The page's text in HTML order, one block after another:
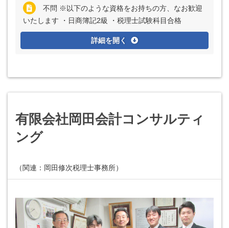
不問 ※以下のような資格をお持ちの方、なお歓迎
いたします ・日商簿記2級 ・税理士試験科目合格
詳細を開く
有限会社岡田会計コンサルティ
ング
（関連：岡田修次税理士事務所）